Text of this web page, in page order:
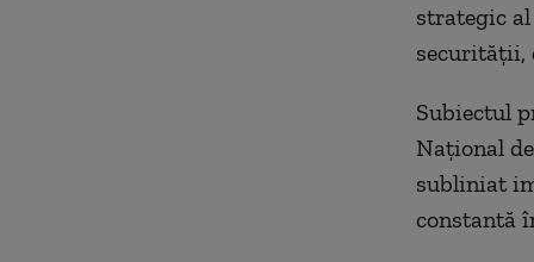
strategic
securității,
Subiectul
Național
subliniat
constantă